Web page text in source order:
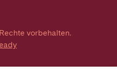
vorbehalten.